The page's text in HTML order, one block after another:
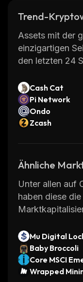
Trend-
Assets mit der
einzigartigen
den letzten 24
Cash Cat
Pi Network
Ondo
Zcash
Ähnliche
Unter allen auf
haben diese
Mu Digital
ZND
Baby Broccoli
Core MSCI
g Markets
Wrapped